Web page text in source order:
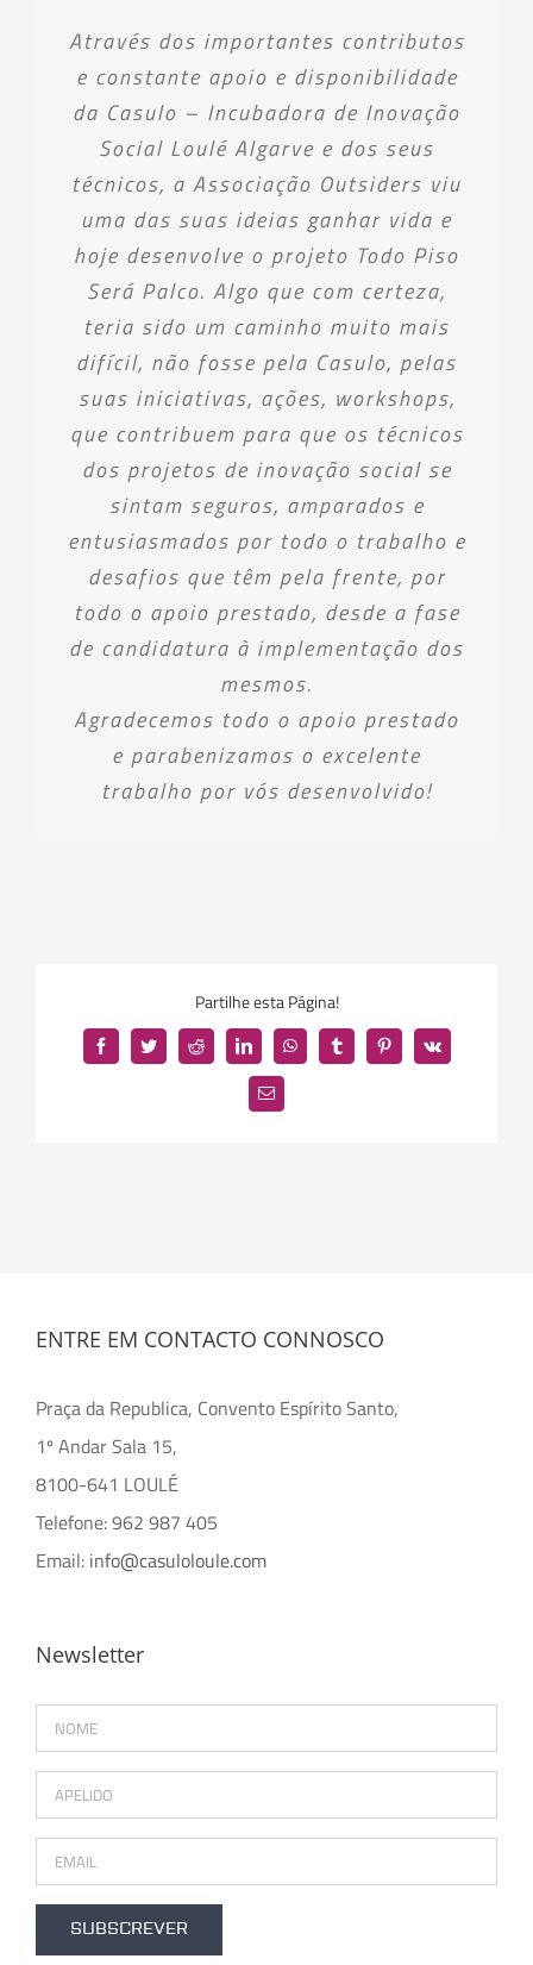
Através dos importantes contributos
e constante apoio e disponibilidade
da Casulo – Incubadora de Inovação
Social Loulé Algarve e dos seus
técnicos, a Associação Outsiders viu
uma das suas ideias ganhar vida e
hoje desenvolve o projeto Todo Piso
Será Palco. Algo que com certeza,
teria sido um caminho muito mais
difícil, não fosse pela Casulo, pelas
suas iniciativas, ações, workshops,
que contribuem para que os técnicos
dos projetos de inovação social se
sintam seguros, amparados e
entusiasmados por todo o trabalho e
desafios que têm pela frente, por
todo o apoio prestado, desde a fase
de candidatura à implementação dos
mesmos.
Agradecemos todo o apoio prestado
e parabenizamos o excelente
trabalho por vós desenvolvido!
Partilhe esta Página!
FacebookTwitterReddit LinkedInWhatsAppTumblrPinterest
Vk
Email
(necessário
ENTRE EM CONTACTO CONNOSCO
Praça da Republica, Convento Espírito Santo,
1º Andar Sala 15,
8100-641 LOULÉ
Telefone: 962 987 405
Email: info@casuloloule.com
Newsletter